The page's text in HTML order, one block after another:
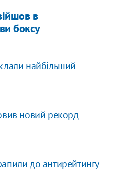
в
боксу
найбільший
новий рекорд
до антирейтингу